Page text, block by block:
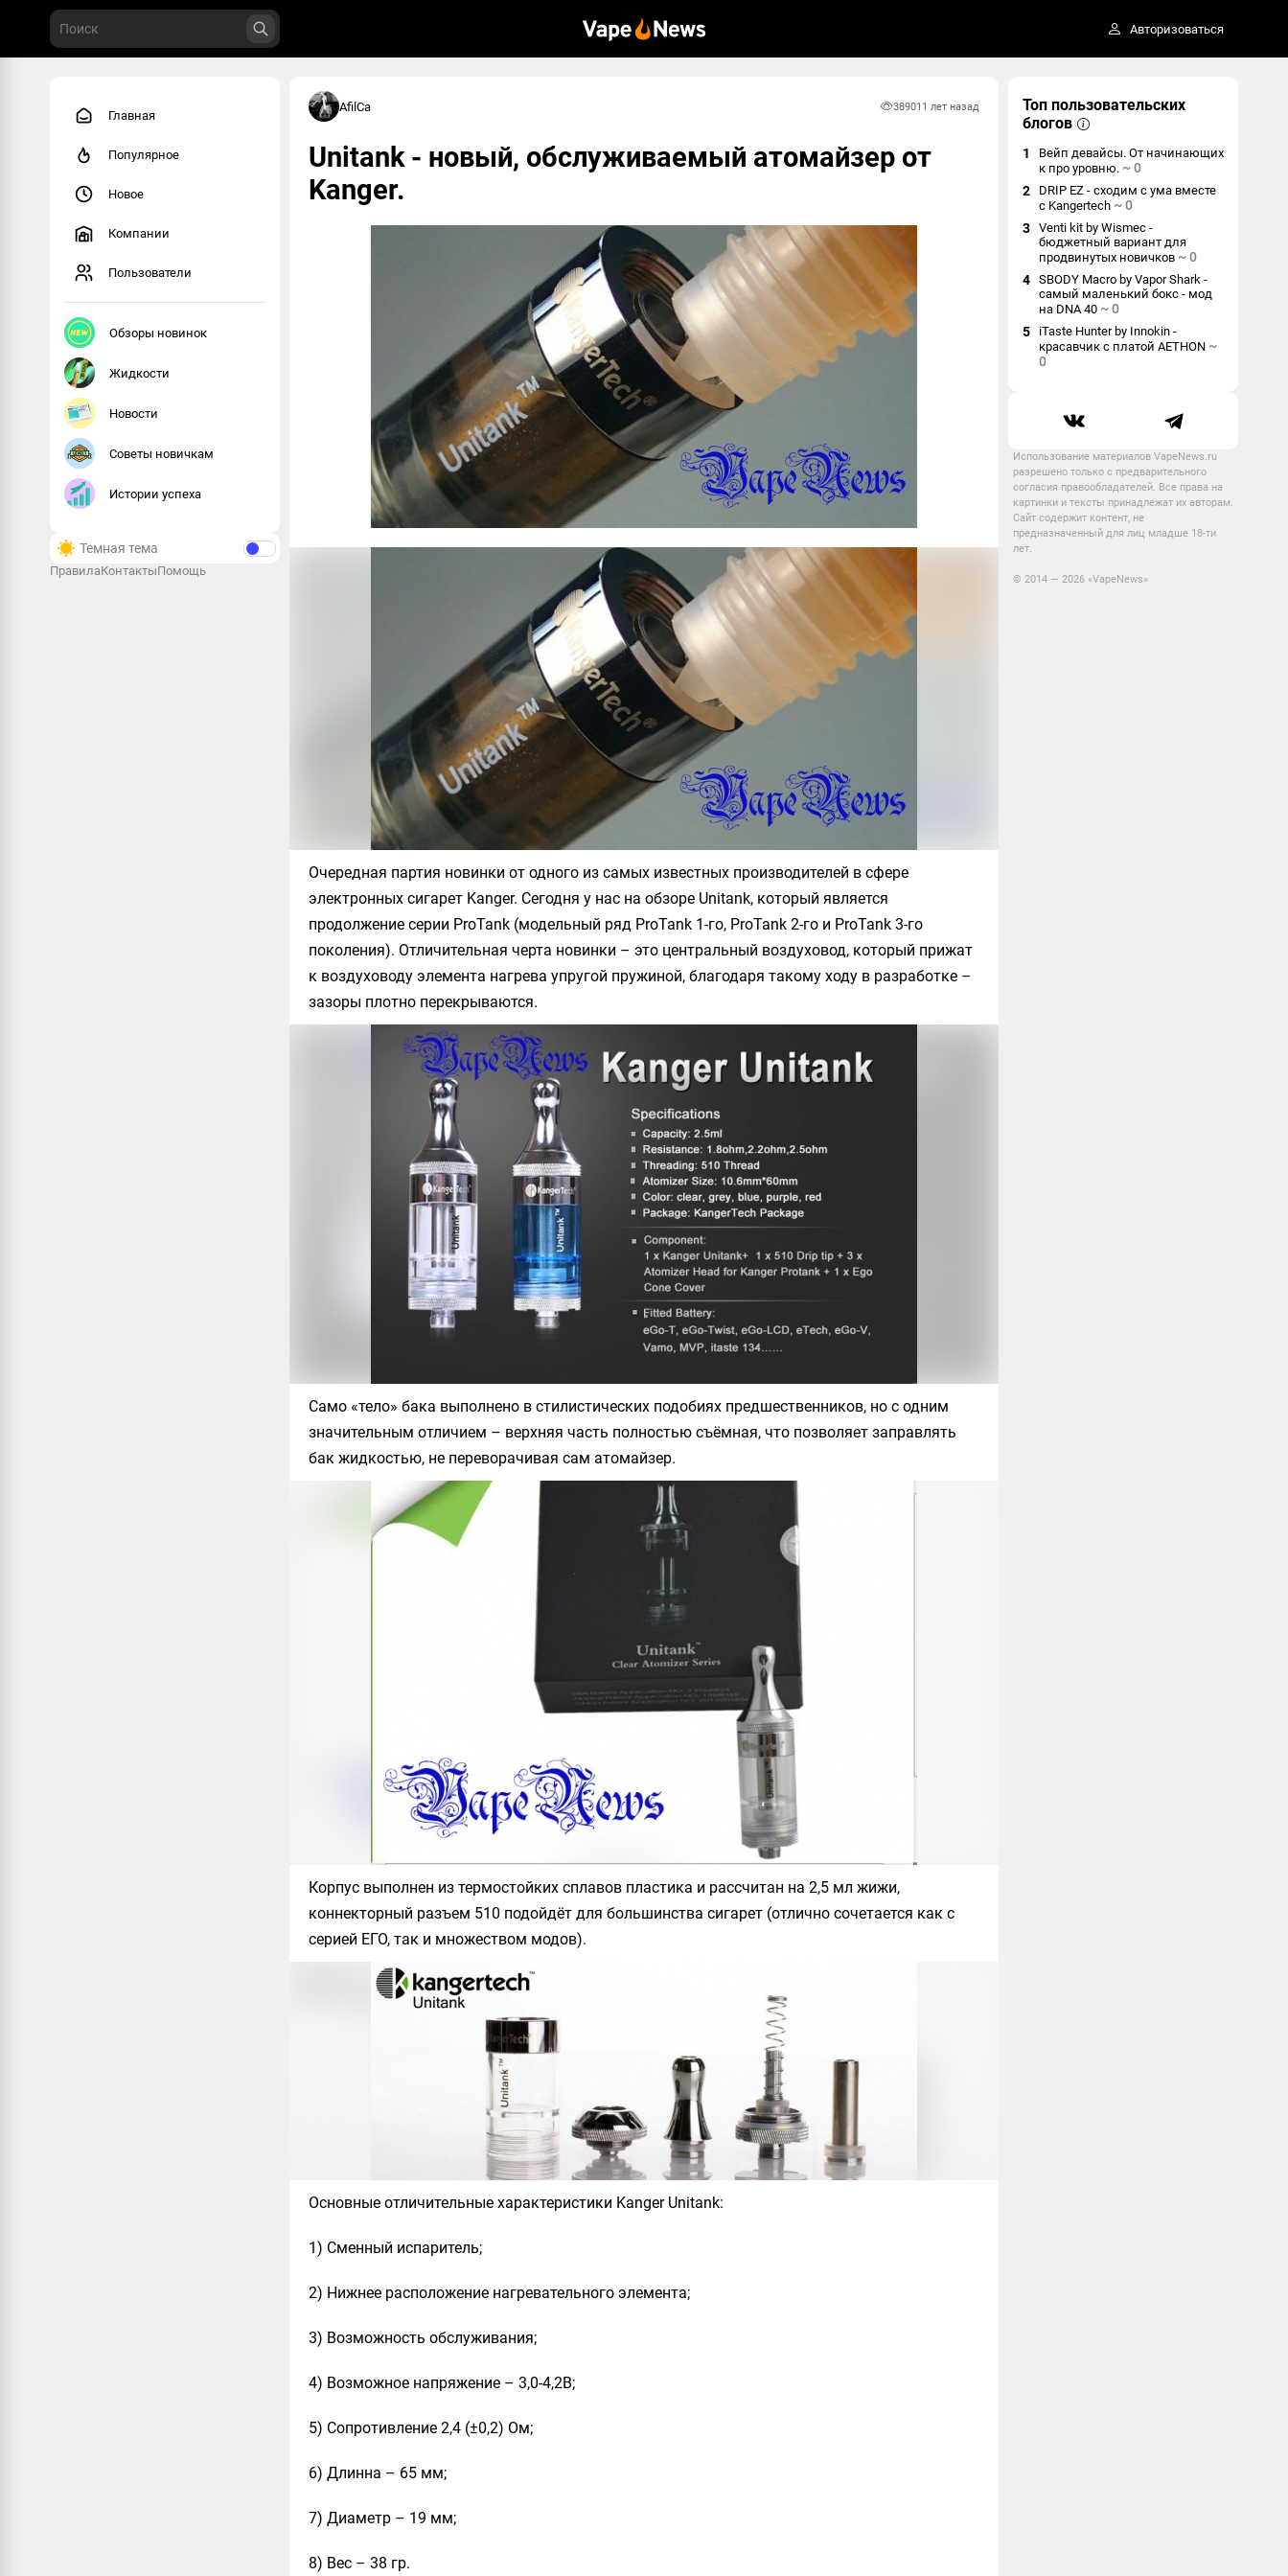
Авторизоваться
Главная
Популярное
Новое
Компании
Пользователи
Обзоры новинок
Жидкости
Новости
Советы новичкам
Истории успеха
Темная тема
ПравилаКонтактыПомощь
AfilCa 389011 лет назад
Unitank - новый, обслуживаемый атомайзер от
Kanger.
Очередная партия новинки от одного из самых известных производителей в сфере
электронных сигарет Kanger. Сегодня у нас на обзоре Unitank, который является
продолжение серии ProTank (модельный ряд ProTank 1-го, ProTank 2-го и ProTank 3-го
поколения). Отличительная черта новинки – это центральный воздуховод, который прижат
к воздуховоду элемента нагрева упругой пружиной, благодаря такому ходу в разработке –
зазоры плотно перекрываются.
Само «тело» бака выполнено в стилистических подобиях предшественников, но с одним
значительным отличием – верхняя часть полностью съёмная, что позволяет заправлять
бак жидкостью, не переворачивая сам атомайзер.
Корпус выполнен из термостойких сплавов пластика и рассчитан на 2,5 мл жижи,
коннекторный разъем 510 подойдёт для большинства сигарет (отлично сочетается как с
серией ЕГО, так и множеством модов).
Основные отличительные характеристики Kanger Unitank:
1) Сменный испаритель;
2) Нижнее расположение нагревательного элемента;
3) Возможность обслуживания;
4) Возможное напряжение – 3,0-4,2В;
5) Сопротивление 2,4 (±0,2) Ом;
6) Длинна – 65 мм;
7) Диаметр – 19 мм;
8) Вес – 38 гр.
Топ пользовательских
блогов
1
Вейп девайсы. От начинающих
к про уровню. ~0
2
DRIP EZ - сходим с ума вместе
с Kangertech ~0
3 Venti kit by Wismec -
бюджетный вариант для
продвинутых новичков ~0
4 SBODY Macro by Vapor Shark -
самый маленький бокс - мод
на DNA 40 ~0
5
iTaste Hunter by Innokin -
красавчик с платой AETHON ~
0
Использование материалов VapeNews.ru
разрешено только с предварительного
согласия правообладателей. Все права на
картинки и тексты принадлежат их авторам.
Сайт содержит контент, не
предназначенный для лиц младше 18-ти
лет.
© 2014 — 2026 «VapeNews»